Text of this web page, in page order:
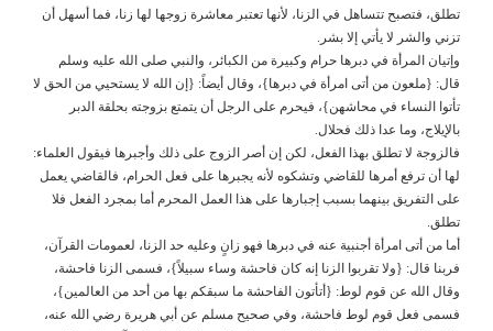
تطلق، فتصبح تتساهل في الزنا، لأنها تعتبر معاشرة زوجها لها زنا، فما أسهل أن
تزني والشر لا يأتي إلا بشر.
وإتيان المرأة في دبرها حرام وكبيرة من الكبائر، والنبي صلى الله عليه وسلم
قال: {ملعون من أتى امرأة في دبرها}، وقال أيضاً: {إن الله لا يستحيي من الحق لا
تأتوا النساء في محاشهن}، فيحرم على الرجل أن يتمتع بزوجته بحلقة الدبر
بالإيلاج، وما عدا ذلك فحلال.
فالزوجة لا تطلق بهذا الفعل، لكن إن أصر الزوج على ذلك وأجبرها فيقول العلماء:
لها أن ترفع أمرها للقاضي وتشكوه لأنه يجبرها على فعل الحرام، فالقاضي يعمل
على التفريق بينهما بسبب إجبارها على هذا العمل المحرم أما بمجرد الفعل فلا
تطلق.
أما من أتى امرأة أجنبية عنه في دبرها فهو زانٍ وعليه حد الزنا، لعمومات القرآن،
فربنا قال: {ولا تقربوا الزنا إنه كان فاحشة وساء سبيلاً}، فسمى الزنا فاحشة،
وقال الله عن قوم لوط: {أتأتون الفاحشة ما سبقكم بها من أحد من العالمين}،
فسمى فعل قوم لوط فاحشة، وفي صحيح مسلم عن أبي هريرة رضي الله عنه،